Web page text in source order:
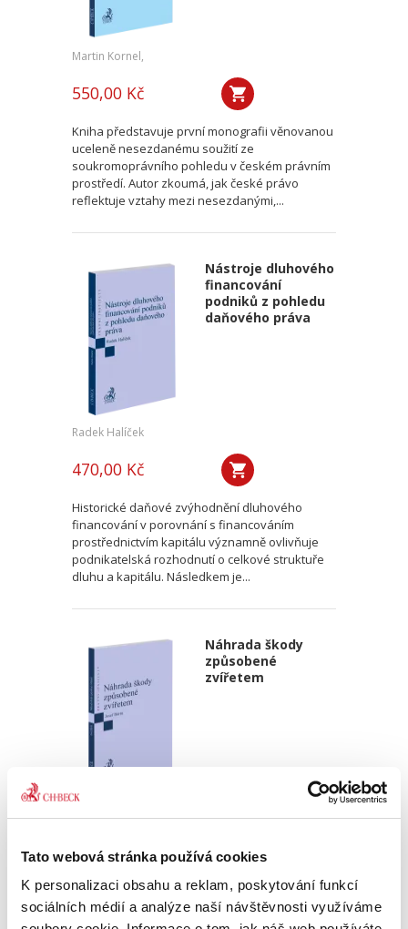
Tato webová stránka používá cookies
K personalizaci obsahu a reklam, poskytování funkcí
sociálních médií a analýze naší návštěvnosti využíváme
Martin Kornel,
550,00 Kč
Kniha představuje první monografii věnovanou
uceleně nesezdanému soužití ze
soukromoprávního pohledu v českém právním
prostředí. Autor zkoumá, jak české právo
reflektuje vztahy mezi nesezdanými,...
Nástroje dluhového
financování
podniků z pohledu
daňového práva
Radek Halíček
470,00 Kč
Historické daňové zvýhodnění dluhového
financování v porovnání s financováním
prostřednictvím kapitálu významně ovlivňuje
podnikatelská rozhodnutí o celkové struktuře
dluhu a kapitálu. Následkem je...
Náhrada škody
způsobené
zvířetem
390,00 Kč
Publikace pojednává o předpokladech vzniku
povinnosti nahradit újmu způsobenou zvířetem
podle § 2933 až 2935 ObčZ. Nejde ale pouze o